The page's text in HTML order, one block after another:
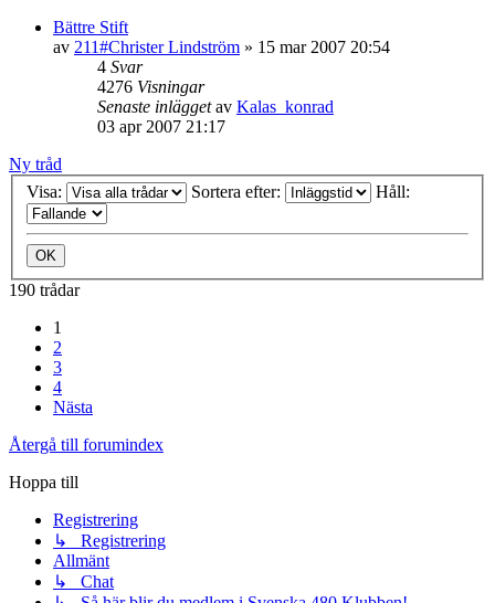
Bättre Stift
av 211#Christer Lindström » 15 mar 2007 20:54
4 Svar
4276 Visningar
Senaste inläggetav Kalas_konrad
03 apr 2007 21:17
Ny tråd
Visa:
Sortera efter: Håll:
190 trådar
1
2
3
4
Nästa
Återgå till forumindex
Hoppa till
Registrering
↳ Registrering
Allmänt
↳ Chat